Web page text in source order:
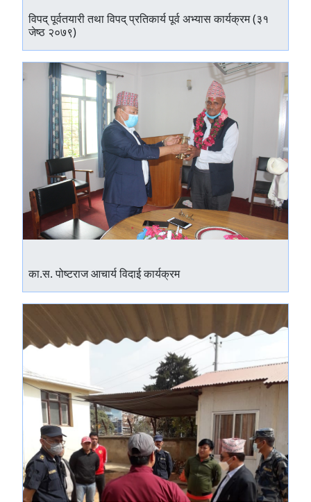
विपद् पूर्वतयारी तथा विपद् प्रतिकार्य पूर्व अभ्यास कार्यक्रम (३१
जेष्ठ २०७९)
का.स. पोष्टराज आचार्य विदाई कार्यक्रम